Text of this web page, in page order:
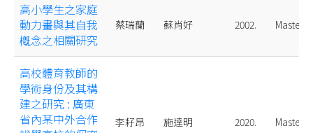
高小學生之家庭
動力畫與其自我
槪念之相關研究
蔡瑞蘭 蘇肖好 2002. Master
高校體育教師的
學術身份及其構
建之研究 : 廣東
省內某中外合作
李耔昂 施達明 2020. Master